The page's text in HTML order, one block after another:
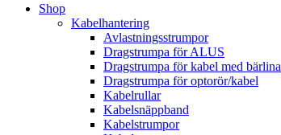
Shop
Kabelhantering
Avlastningsstrumpor
Dragstrumpa för ALUS
Dragstrumpa för kabel med bärlina
Dragstrumpa för optorör/kabel
Kabelrullar
Kabelsnäppband
Kabelstrumpor